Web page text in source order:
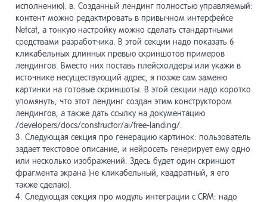
исполнению). в. Созданный лендинг полностью управляемый:
контент можно редактировать в привычном интерфейсе
Netcat, а тонкую настройку можно сделать стандартными
средствами разработчика. В этой секции надо показать 6
кликабельных длинных превью скриншотов примеров
лендингов. Вместо них поставь плейсхолдеры или укажи в
источнике несуществующий адрес, я позже сам заменю
картинки на готовые скриншоты. В этой секции надо коротко
упомянуть, что этот лендинг создан этим конструктором
лендингов, а также дать ссылку на документацию
/developers/docs/constructor/ai/free-landing/.
3. Следующая секция про генерацию картинок: пользователь
задает текстовое описание, и нейросеть генерирует ему одно
или несколько изображений. Здесь будет один скриншот
фрагмента экрана (не кликабельный, квадратный, я его
также сделаю).
4. Следующая секция про модуль интеграции с CRM: надо